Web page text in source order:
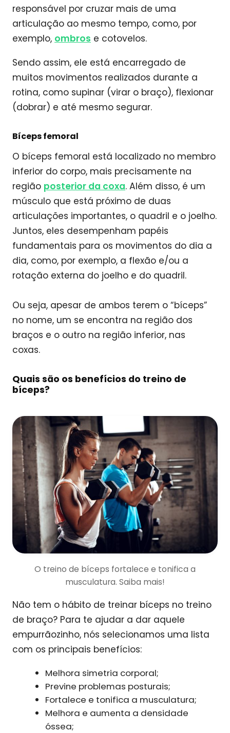
responsável por cruzar mais de uma
articulação ao mesmo tempo, como, por
exemplo, ombros e cotovelos.
Sendo assim, ele está encarregado de
muitos movimentos realizados durante a
rotina, como supinar (virar o braço), flexionar
(dobrar) e até mesmo segurar.
Bíceps femoral
O bíceps femoral está localizado no membro
inferior do corpo, mais precisamente na
região posterior da coxa. Além disso, é um
músculo que está próximo de duas
articulações importantes, o quadril e o joelho.
Juntos, eles desempenham papéis
fundamentais para os movimentos do dia a
dia, como, por exemplo, a flexão e/ou a
rotação externa do joelho e do quadril.
Ou seja, apesar de ambos terem o “bíceps”
no nome, um se encontra na região dos
braços e o outro na região inferior, nas
coxas.
Quais são os benefícios do treino de
bíceps?
O treino de bíceps fortalece e tonifica a
musculatura. Saiba mais!
Não tem o hábito de treinar bíceps no treino
de braço? Para te ajudar a dar aquele
empurrãozinho, nós selecionamos uma lista
com os principais benefícios:
Melhora simetria corporal;
Previne problemas posturais;
Fortalece e tonifica a musculatura;
Melhora e aumenta a densidade
óssea;